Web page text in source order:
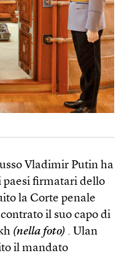
Vladimir Putin ha
paesi firmatari dello
la Corte penale
il suo capo di
(nella foto) . Ulan
il mandato